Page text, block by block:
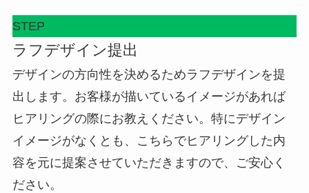
STEP
ラフデザイン提出
デザインの方向性を決めるためラフデザインを提
出します。お客様が描いているイメージがあれば
ヒアリングの際にお教えください。特にデザイン
イメージがなくとも、こちらでヒアリングした内
容を元に提案させていただきますので、ご安心く
ださい。